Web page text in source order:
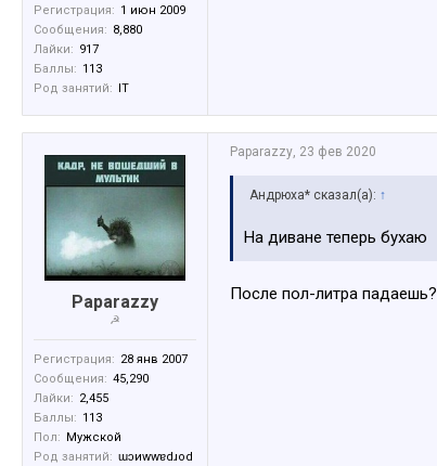
Регистрация: 1 июн 2009
Сообщения: 8,880
Лайки: 917
Баллы: 113
Род занятий: IT
Paparazzy
☭
Регистрация: 28 янв 2007
Сообщения: 45,290
Лайки: 2,455
Баллы: 113
Пол: Мужской
Род занятий: ɯɔиwwɐdɹоd
Paparazzy 23 фев 2020
Андрюха* сказал(а): ↑
На диване теперь бухаю
После пол-литра падаешь?